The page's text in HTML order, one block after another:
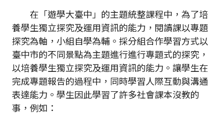
在「遊學大臺中」的主題統整課程中，為了培
養學生獨立探究及運用資訊的能力，閱讀課以專題
探究為軸，小組自學為輔。採分組合作學習方式以
臺中市的不同景點為主題進行進行專題式的探究，
以培養學生獨立探究及運用資訊的能力。讓學生在
完成專題報告的過程中，同時學習人際互動與溝通
表達能力。學生因此學習了許多社會課本沒教的
事，例如：